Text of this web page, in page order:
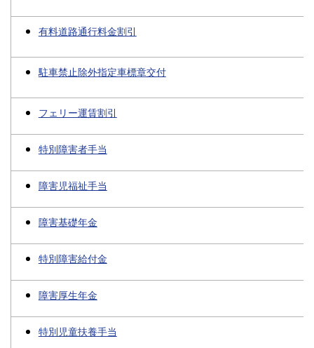
有料道路通行料金割引
駐車禁止除外指定車標章交付
フェリー運賃割引
特別障害者手当
障害児福祉手当
障害基礎年金
特別障害給付金
障害厚生年金
特別児童扶養手当